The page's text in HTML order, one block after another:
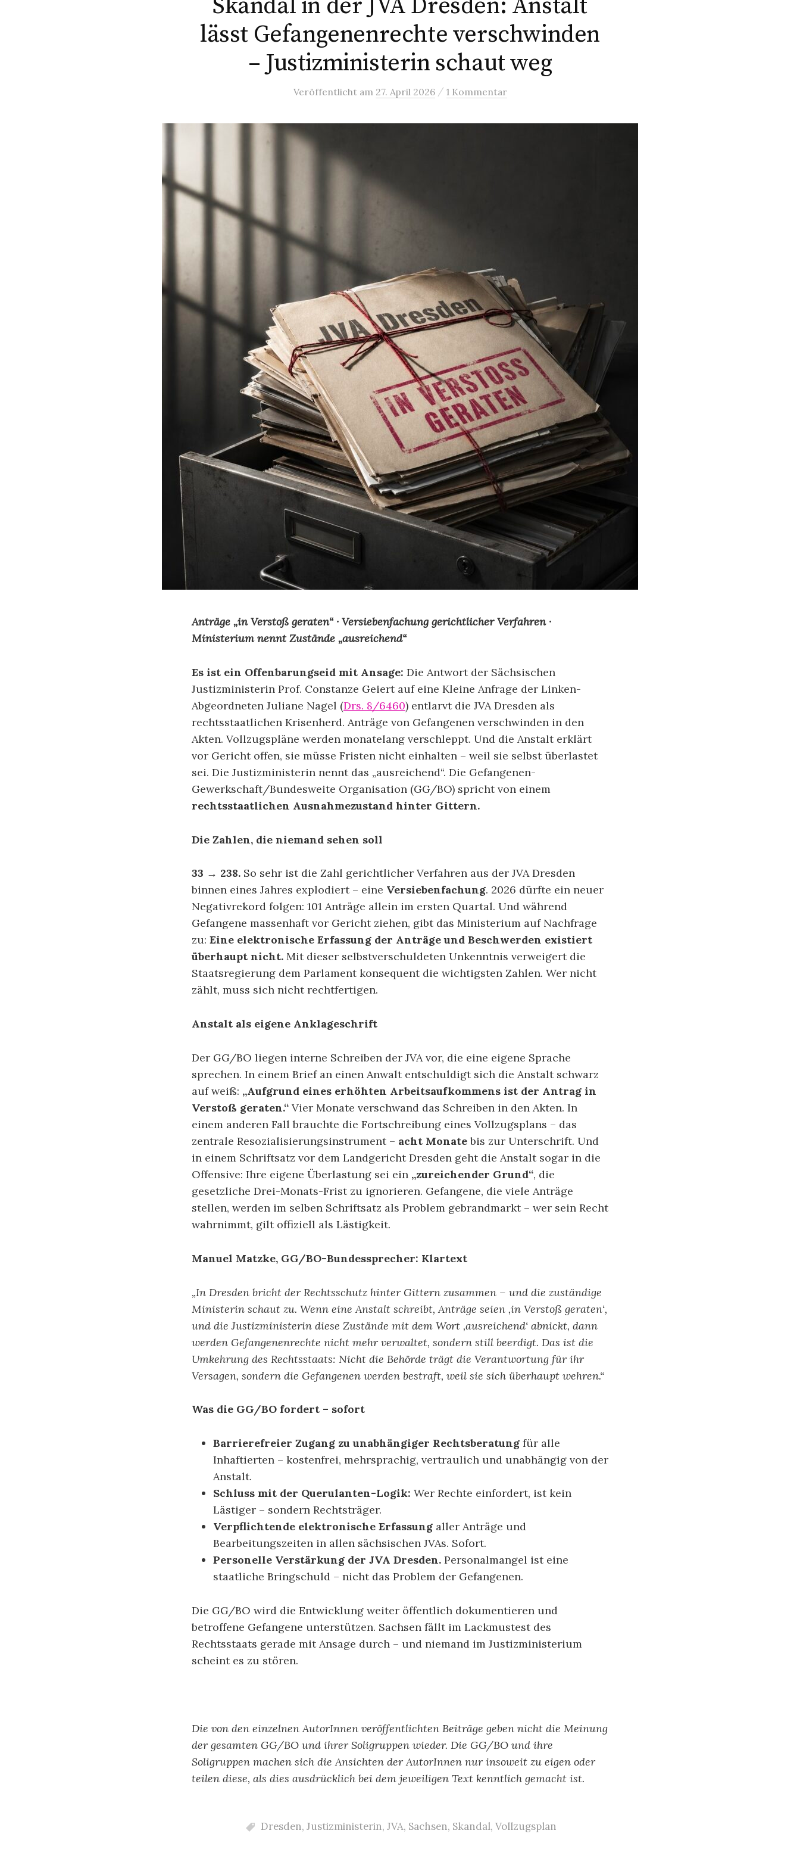
Skandal in der JVA Dresden: Anstalt
lässt Gefangenenrechte verschwinden
– Justizministerin schaut weg
Veröffentlicht am 27. April 2026 / 1 Kommentar
Anträge „in Verstoß geraten“ · Versiebenfachung gerichtlicher Verfahren ·
Ministerium nennt Zustände „ausreichend“
Es ist ein Offenbarungseid mit Ansage: Die Antwort der Sächsischen
Justizministerin Prof. Constanze Geiert auf eine Kleine Anfrage der Linken-
Abgeordneten Juliane Nagel (Drs. 8/6460) entlarvt die JVA Dresden als
rechtsstaatlichen Krisenherd. Anträge von Gefangenen verschwinden in den
Akten. Vollzugspläne werden monatelang verschleppt. Und die Anstalt erklärt
vor Gericht offen, sie müsse Fristen nicht einhalten – weil sie selbst überlastet
sei. Die Justizministerin nennt das „ausreichend“. Die Gefangenen-
Gewerkschaft/Bundesweite Organisation (GG/BO) spricht von einem
rechtsstaatlichen Ausnahmezustand hinter Gittern.
Die Zahlen, die niemand sehen soll
33 → 238. So sehr ist die Zahl gerichtlicher Verfahren aus der JVA Dresden
binnen eines Jahres explodiert – eine Versiebenfachung. 2026 dürfte ein neuer
Negativrekord folgen: 101 Anträge allein im ersten Quartal. Und während
Gefangene massenhaft vor Gericht ziehen, gibt das Ministerium auf Nachfrage
zu: Eine elektronische Erfassung der Anträge und Beschwerden existiert
überhaupt nicht. Mit dieser selbstverschuldeten Unkenntnis verweigert die
Staatsregierung dem Parlament konsequent die wichtigsten Zahlen. Wer nicht
zählt, muss sich nicht rechtfertigen.
Anstalt als eigene Anklageschrift
Der GG/BO liegen interne Schreiben der JVA vor, die eine eigene Sprache
sprechen. In einem Brief an einen Anwalt entschuldigt sich die Anstalt schwarz
auf weiß: „Aufgrund eines erhöhten Arbeitsaufkommens ist der Antrag in
Verstoß geraten.“ Vier Monate verschwand das Schreiben in den Akten. In
einem anderen Fall brauchte die Fortschreibung eines Vollzugsplans – das
zentrale Resozialisierungsinstrument – acht Monatebis zur Unterschrift. Und
in einem Schriftsatz vor dem Landgericht Dresden geht die Anstalt sogar in die
Offensive: Ihre eigene Überlastung sei ein „zureichender Grund“, die
gesetzliche Drei-Monats-Frist zu ignorieren. Gefangene, die viele Anträge
stellen, werden im selben Schriftsatz als Problem gebrandmarkt – wer sein Recht
wahrnimmt, gilt offiziell als Lästigkeit.
Manuel Matzke, GG/BO-Bundessprecher: Klartext
„In Dresden bricht der Rechtsschutz hinter Gittern zusammen – und die zuständige
Ministerin schaut zu. Wenn eine Anstalt schreibt, Anträge seien ‚in Verstoß geraten‘,
und die Justizministerin diese Zustände mit dem Wort ‚ausreichend‘ abnickt, dann
werden Gefangenenrechte nicht mehr verwaltet, sondern still beerdigt. Das ist die
Umkehrung des Rechtsstaats: Nicht die Behörde trägt die Verantwortung für ihr
Versagen, sondern die Gefangenen werden bestraft, weil sie sich überhaupt wehren.“
Was die GG/BO fordert – sofort
Barrierefreier Zugang zu unabhängiger Rechtsberatung für alle
Inhaftierten – kostenfrei, mehrsprachig, vertraulich und unabhängig von der
Anstalt.
Schluss mit der Querulanten-Logik: Wer Rechte einfordert, ist kein
Lästiger – sondern Rechtsträger.
Verpflichtende elektronische Erfassung aller Anträge und
Bearbeitungszeiten in allen sächsischen JVAs. Sofort.
Personelle Verstärkung der JVA Dresden. Personalmangel ist eine
staatliche Bringschuld – nicht das Problem der Gefangenen.
Die GG/BO wird die Entwicklung weiter öffentlich dokumentieren und
betroffene Gefangene unterstützen. Sachsen fällt im Lackmustest des
Rechtsstaats gerade mit Ansage durch – und niemand im Justizministerium
scheint es zu stören.
Die von den einzelnen AutorInnen veröffentlichten Beiträge geben nicht die Meinung
der gesamten GG/BO und ihrer Soligruppen wieder. Die GG/BO und ihre
Soligruppen machen sich die Ansichten der AutorInnen nur insoweit zu eigen oder
teilen diese, als dies ausdrücklich bei dem jeweiligen Text kenntlich gemacht ist.
Dresden, Justizministerin, JVA, Sachsen, Skandal, Vollzugsplan